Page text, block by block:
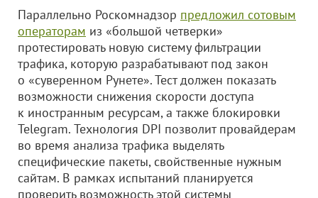
Параллельно Роскомнадзор предложил сотовым
операторам из «большой четверки»
протестировать новую систему фильтрации
трафика, которую разрабатывают под закон
о «суверенном Рунете». Тест должен показать
возможности снижения скорости доступа
к иностранным ресурсам, а также блокировки
Telegram. Технология DPI позволит провайдерам
во время анализа трафика выделять
специфические пакеты, свойственные нужным
сайтам. В рамках испытаний планируется
проверить возможность этой системы